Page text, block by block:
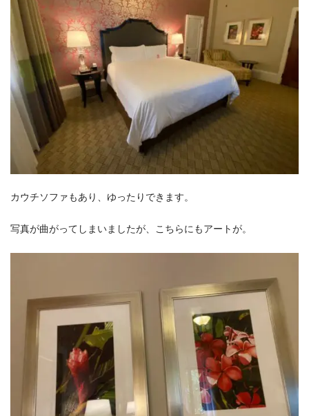
カウチソファもあり、ゆったりできます。
写真が曲がってしまいましたが、こちらにもアートが。